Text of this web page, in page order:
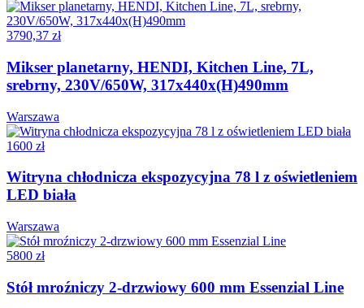
3790,37 zł
Mikser planetarny, HENDI, Kitchen Line, 7L,
srebrny, 230V/650W, 317x440x(H)490mm
Warszawa
1600 zł
Witryna chłodnicza ekspozycyjna 78 l z oświetleniem
LED biała
Warszawa
5800 zł
Stół mroźniczy 2-drzwiowy 600 mm Essenzial Line